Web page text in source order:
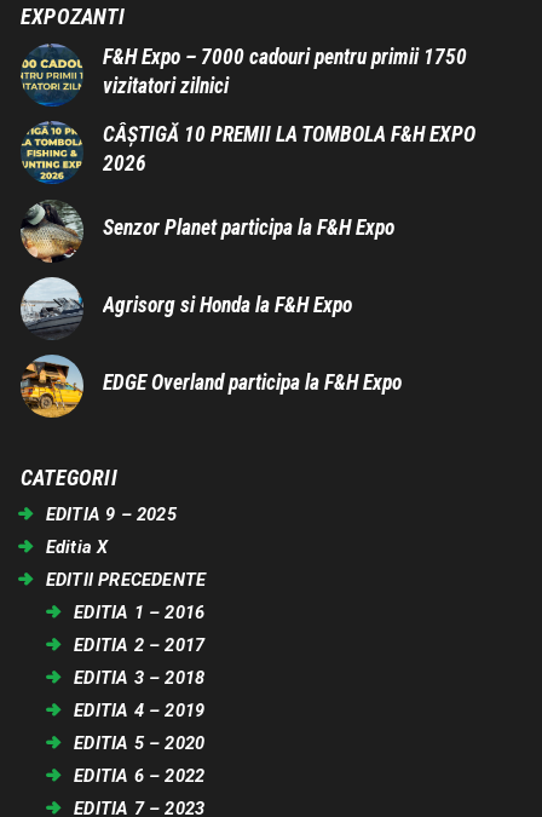
EXPOZANTI
F&H Expo – 7000 cadouri pentru primii 1750
vizitatori zilnici
CÂȘTIGĂ 10 PREMII LA TOMBOLA F&H EXPO
2026
Senzor Planet participa la F&H Expo
Agrisorg si Honda la F&H Expo
EDGE Overland participa la F&H Expo
CATEGORII
EDITIA 9 – 2025
Editia X
EDITII PRECEDENTE
EDITIA 1 – 2016
EDITIA 2 – 2017
EDITIA 3 – 2018
EDITIA 4 – 2019
EDITIA 5 – 2020
EDITIA 6 – 2022
EDITIA 7 – 2023